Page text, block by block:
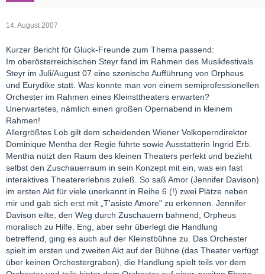
14. August 2007
Kurzer Bericht für Gluck-Freunde zum Thema passend:
Im oberösterreichischen Steyr fand im Rahmen des Musikfestivals
Steyr im Juli/August 07 eine szenische Aufführung von Orpheus
und Eurydike statt. Was konnte man von einem semiprofessionellen
Orchester im Rahmen eines Kleinsttheaters erwarten?
Unerwartetes, nämlich einen großen Opernabend in kleinem
Rahmen!
Allergrößtes Lob gilt dem scheidenden Wiener Volkoperndirektor
Dominique Mentha der Regie führte sowie Ausstatterin Ingrid Erb.
Mentha nützt den Raum des kleinen Theaters perfekt und bezieht
selbst den Zuschauerraum in sein Konzept mit ein, was ein fast
interaktives Theatererlebnis zuließ. So saß Amor (Jennifer Davison)
im ersten Akt für viele unerkannt in Reihe 6 (!) zwei Plätze neben
mir und gab sich erst mit „T'asiste Amore" zu erkennen. Jennifer
Davison eilte, den Weg durch Zuschauern bahnend, Orpheus
moralisch zu Hilfe. Eng, aber sehr überlegt die Handlung
betreffend, ging es auch auf der Kleinstbühne zu. Das Orchester
spielt im ersten und zweiten Akt auf der Bühne (das Theater verfügt
über keinen Orchestergraben), die Handlung spielt teils vor dem